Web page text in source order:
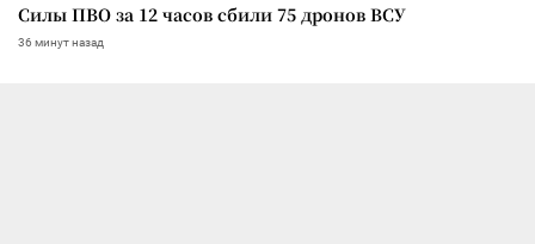
Силы ПВО за 12 часов сбили 75 дронов ВСУ
36 минут назад